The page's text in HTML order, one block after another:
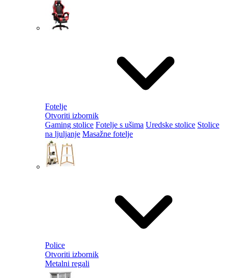
Fotelje
Otvoriti izbornik
Gaming stolice Fotelje s ušima Uredske stolice Stolice
na ljuljanje Masažne fotelje
Police
Otvoriti izbornik
Metalni regali